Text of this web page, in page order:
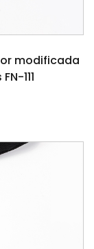
modificada
111